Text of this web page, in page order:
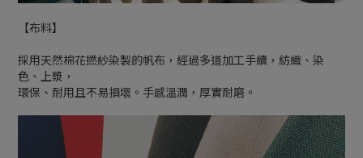
【布料】
採用天然棉花撚紗染製的帆布，經過多道加工手續，紡織、染
色、上漿，
環保、耐用且不易損壞。手感溫潤，厚實耐磨。